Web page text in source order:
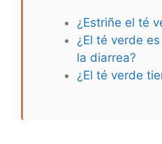
¿Estriñe el té
¿El té verde
la diarrea?
¿El té verde